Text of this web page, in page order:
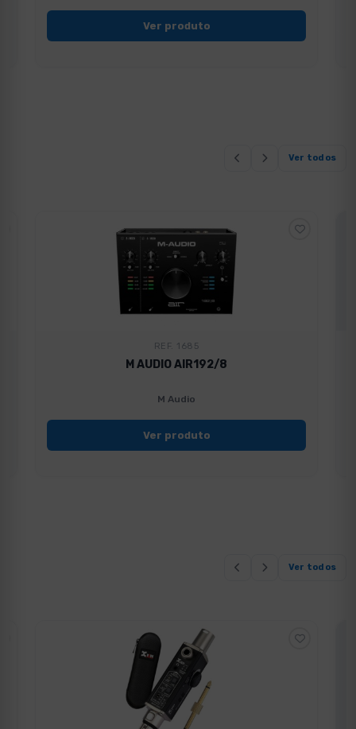
Ver produto
Ver todos
REF. 1685
M AUDIO AIR192/8
M Audio
Ver produto
Ver todos